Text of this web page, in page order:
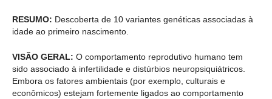
RESUMO: Descoberta de 10 variantes genéticas associadas à
idade ao primeiro nascimento.
VISÃO GERAL: O comportamento reprodutivo humano tem
sido associado à infertilidade e distúrbios neuropsiquiátricos.
Embora os fatores ambientais (por exemplo, culturais e
econômicos) estejam fortemente ligados ao comportamento